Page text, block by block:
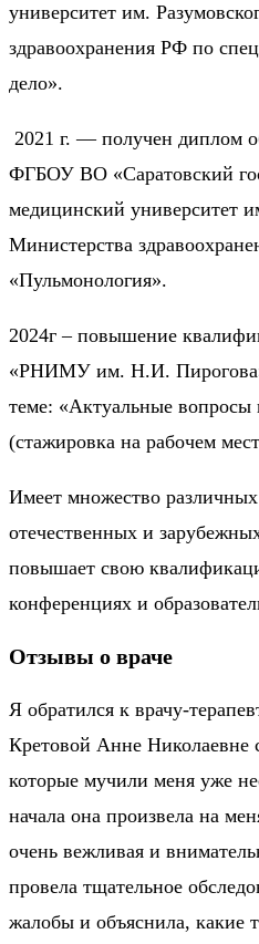
университет им.
здравоохранения РФ по
дело».
2021 г. — получен диплом
ФГБОУ ВО «Саратовский
медицинский университет
Министерства
«Пульмонология».
2024г – повышение
«РНИМУ им. Н.И.
теме: «Актуальные вопросы
(стажировка на рабочем
Имеет множество
отечественных и
повышает свою
конференциях и
Отзывы о враче
Я обратился к врачу-
Кретовой Анне Николаевне
которые мучили меня уже
начала она произвела на
очень вежливая и
провела тщательное
жалобы и объяснила, какие